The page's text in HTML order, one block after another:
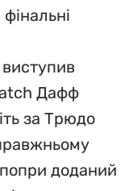
Дафф
за Трюдо
доданий